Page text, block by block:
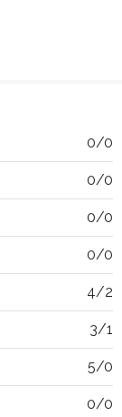
0/0
0/0
0/0
0/0
4/2
3/1
5/0
0/0